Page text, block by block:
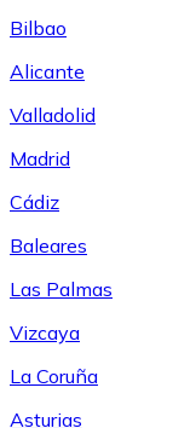
Bilbao
Alicante
Valladolid
Madrid
Cádiz
Baleares
Las Palmas
Vizcaya
La Coruña
Asturias